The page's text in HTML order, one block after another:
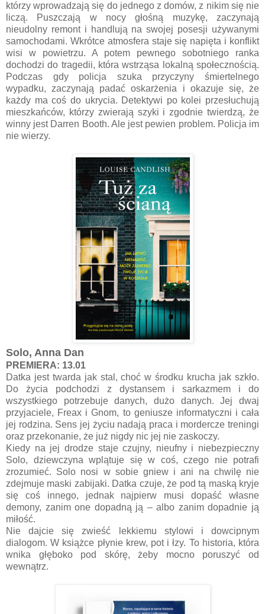
którzy wprowadzają się do jednego z domów, z nikim się nie
liczą. Puszczają w nocy głośną muzykę, zaczynają
nieudolny remont i handlują na swojej posesji używanymi
samochodami. Wkrótce atmosfera staje się napięta i konflikt
wisi w powietrzu. A potem pewnego sobotniego ranka
dochodzi do tragedii, która wstrząsa lokalną społecznością.
Podczas gdy policja szuka przyczyny śmiertelnego
wypadku, zaczynają padać oskarżenia i okazuje się, że
każdy ma coś do ukrycia. Detektywi po kolei przesłuchują
mieszkańców, którzy zwierają szyki i zgodnie twierdzą, że
winny jest Darren Booth. Ale jest pewien problem. Policja im
nie wierzy.
Solo, Anna Dan
PREMIERA: 13.01
Datka jest twarda jak stal, choć w środku krucha jak szkło.
Do życia podchodzi z dystansem i sarkazmem i do
wszystkiego potrzebuje danych, dużo danych. Jej dwaj
przyjaciele, Freax i Gnom, to geniusze informatyczni i cała
jej rodzina. Sens jej życiu nadają praca i mordercze treningi
oraz przekonanie, że już nigdy nic jej nie zaskoczy.
Kiedy na jej drodze staje czujny, nieufny i niebezpieczny
Solo, dziewczyna wplątuje się w coś, czego nie potrafi
zrozumieć. Solo nosi w sobie gniew i ani na chwilę nie
zdejmuje maski zabijaki. Datka czuje, że pod tą maską kryje
się coś innego, jednak najpierw musi dopaść własne
demony, zanim one dopadną ją – albo zanim dopadnie ją
miłość.
Nie dajcie się zwieść lekkiemu stylowi i dowcipnym
dialogom. W książce płynie krew, pot i łzy. To historia, która
wnika głęboko pod skórę, żeby mocno poruszyć od
wewnątrz.